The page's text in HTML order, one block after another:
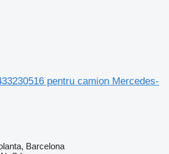
pentru camion Mercedes-
Barcelona